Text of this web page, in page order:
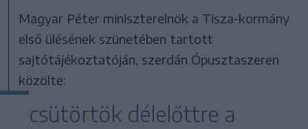
Magyar Péter miniszterelnök a Tisza-kormány
első ülésének szünetében tartott
sajtótájékoztatóján, szerdán Ópusztaszeren
közölte:
csütörtök délelőttre a